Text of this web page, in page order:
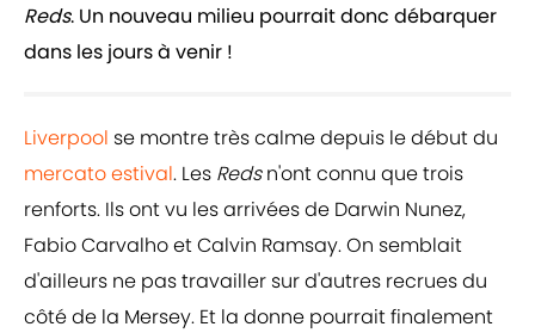
Reds. Un nouveau milieu pourrait donc débarquer
dans les jours à venir !
Liverpool se montre très calme depuis le début du
mercato estival. Les Redsn'ont connu que trois
renforts. Ils ont vu les arrivées de Darwin Nunez,
Fabio Carvalho et Calvin Ramsay. On semblait
d'ailleurs ne pas travailler sur d'autres recrues du
côté de la Mersey. Et la donne pourrait finalement